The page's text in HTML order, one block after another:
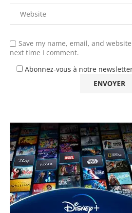
Save my name, email, and
next time I comment.
Abonnez-vous à notre